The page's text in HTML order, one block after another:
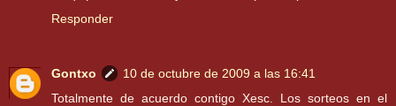
Responder
Gontxo
10 de octubre de 2009 a las 16:41
Totalmente de acuerdo contigo Xesc. Los sorteos en el